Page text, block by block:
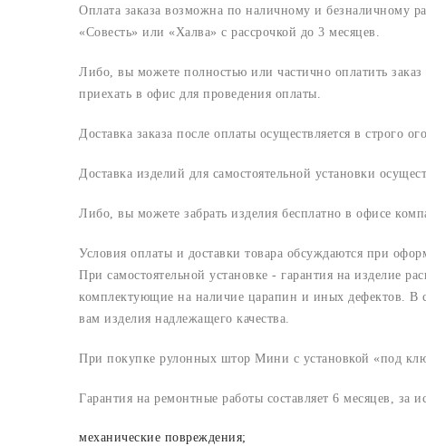
Оплата заказа возможна по наличному и безналичному
«Совесть» или «Халва» с рассрочкой до 3 месяцев.
Либо, вы можете полностью или частично оплатить
приехать в офис для проведения оплаты.
Доставка заказа после оплаты осуществляется в строго
Доставка изделий для самостоятельной установки
Либо, вы можете забрать изделия бесплатно в офисе
Условия оплаты и доставки товара обсуждаются при
При самостоятельной установке - гарантия на изделие
комплектующие на наличие царапин и иных дефектов. В
вам изделия надлежащего качества.
При покупке рулонных штор Мини с установкой «под
Гарантия на ремонтные работы составляет 6 месяцев, за
механические повреждения;